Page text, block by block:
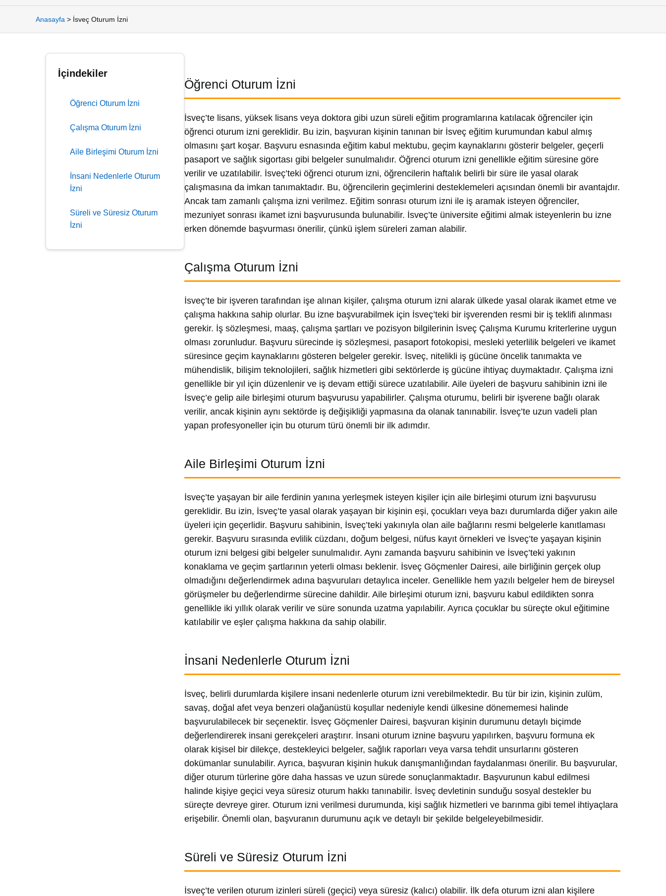
Anasayfa > İsveç Oturum İzni
İçindekiler
Öğrenci Oturum İzni
Çalışma Oturum İzni
Aile Birleşimi Oturum İzni
İnsani Nedenlerle Oturum
İzni
Süreli ve Süresiz Oturum
İzni
Öğrenci Oturum İzni
İsveç’te lisans, yüksek lisans veya doktora gibi uzun süreli eğitim programlarına katılacak öğrenciler için
öğrenci oturum izni gereklidir. Bu izin, başvuran kişinin tanınan bir İsveç eğitim kurumundan kabul almış
olmasını şart koşar. Başvuru esnasında eğitim kabul mektubu, geçim kaynaklarını gösterir belgeler, geçerli
pasaport ve sağlık sigortası gibi belgeler sunulmalıdır. Öğrenci oturum izni genellikle eğitim süresine göre
verilir ve uzatılabilir. İsveç’teki öğrenci oturum izni, öğrencilerin haftalık belirli bir süre ile yasal olarak
çalışmasına da imkan tanımaktadır. Bu, öğrencilerin geçimlerini desteklemeleri açısından önemli bir avantajdır.
Ancak tam zamanlı çalışma izni verilmez. Eğitim sonrası oturum izni ile iş aramak isteyen öğrenciler,
mezuniyet sonrası ikamet izni başvurusunda bulunabilir. İsveç’te üniversite eğitimi almak isteyenlerin bu izne
erken dönemde başvurması önerilir, çünkü işlem süreleri zaman alabilir.
Çalışma Oturum İzni
İsveç’te bir işveren tarafından işe alınan kişiler, çalışma oturum izni alarak ülkede yasal olarak ikamet etme ve
çalışma hakkına sahip olurlar. Bu izne başvurabilmek için İsveç’teki bir işverenden resmi bir iş teklifi alınması
gerekir. İş sözleşmesi, maaş, çalışma şartları ve pozisyon bilgilerinin İsveç Çalışma Kurumu kriterlerine uygun
olması zorunludur. Başvuru sürecinde iş sözleşmesi, pasaport fotokopisi, mesleki yeterlilik belgeleri ve ikamet
süresince geçim kaynaklarını gösteren belgeler gerekir. İsveç, nitelikli iş gücüne öncelik tanımakta ve
mühendislik, bilişim teknolojileri, sağlık hizmetleri gibi sektörlerde iş gücüne ihtiyaç duymaktadır. Çalışma izni
genellikle bir yıl için düzenlenir ve iş devam ettiği sürece uzatılabilir. Aile üyeleri de başvuru sahibinin izni ile
İsveç’e gelip aile birleşimi oturum başvurusu yapabilirler. Çalışma oturumu, belirli bir işverene bağlı olarak
verilir, ancak kişinin aynı sektörde iş değişikliği yapmasına da olanak tanınabilir. İsveç’te uzun vadeli plan
yapan profesyoneller için bu oturum türü önemli bir ilk adımdır.
Aile Birleşimi Oturum İzni
İsveç’te yaşayan bir aile ferdinin yanına yerleşmek isteyen kişiler için aile birleşimi oturum izni başvurusu
gereklidir. Bu izin, İsveç’te yasal olarak yaşayan bir kişinin eşi, çocukları veya bazı durumlarda diğer yakın aile
üyeleri için geçerlidir. Başvuru sahibinin, İsveç’teki yakınıyla olan aile bağlarını resmi belgelerle kanıtlaması
gerekir. Başvuru sırasında evlilik cüzdanı, doğum belgesi, nüfus kayıt örnekleri ve İsveç’te yaşayan kişinin
oturum izni belgesi gibi belgeler sunulmalıdır. Aynı zamanda başvuru sahibinin ve İsveç’teki yakının
konaklama ve geçim şartlarının yeterli olması beklenir. İsveç Göçmenler Dairesi, aile birliğinin gerçek olup
olmadığını değerlendirmek adına başvuruları detaylıca inceler. Genellikle hem yazılı belgeler hem de bireysel
görüşmeler bu değerlendirme sürecine dahildir. Aile birleşimi oturum izni, başvuru kabul edildikten sonra
genellikle iki yıllık olarak verilir ve süre sonunda uzatma yapılabilir. Ayrıca çocuklar bu süreçte okul eğitimine
katılabilir ve eşler çalışma hakkına da sahip olabilir.
İnsani Nedenlerle Oturum İzni
İsveç, belirli durumlarda kişilere insani nedenlerle oturum izni verebilmektedir. Bu tür bir izin, kişinin zulüm,
savaş, doğal afet veya benzeri olağanüstü koşullar nedeniyle kendi ülkesine dönememesi halinde
başvurulabilecek bir seçenektir. İsveç Göçmenler Dairesi, başvuran kişinin durumunu detaylı biçimde
değerlendirerek insani gerekçeleri araştırır. İnsani oturum iznine başvuru yapılırken, başvuru formuna ek
olarak kişisel bir dilekçe, destekleyici belgeler, sağlık raporları veya varsa tehdit unsurlarını gösteren
dokümanlar sunulabilir. Ayrıca, başvuran kişinin hukuk danışmanlığından faydalanması önerilir. Bu başvurular,
diğer oturum türlerine göre daha hassas ve uzun sürede sonuçlanmaktadır. Başvurunun kabul edilmesi
halinde kişiye geçici veya süresiz oturum hakkı tanınabilir. İsveç devletinin sunduğu sosyal destekler bu
süreçte devreye girer. Oturum izni verilmesi durumunda, kişi sağlık hizmetleri ve barınma gibi temel ihtiyaçlara
erişebilir. Önemli olan, başvuranın durumunu açık ve detaylı bir şekilde belgeleyebilmesidir.
Süreli ve Süresiz Oturum İzni
İsveç’te verilen oturum izinleri süreli (geçici) veya süresiz (kalıcı) olabilir. İlk defa oturum izni alan kişilere